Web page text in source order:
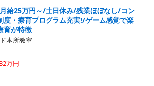
給25万円～/土日休み/残業ほぼなし/コン
度・療育プログラム充実!/ゲーム感覚で楽
育が特徴
本所教室
万円